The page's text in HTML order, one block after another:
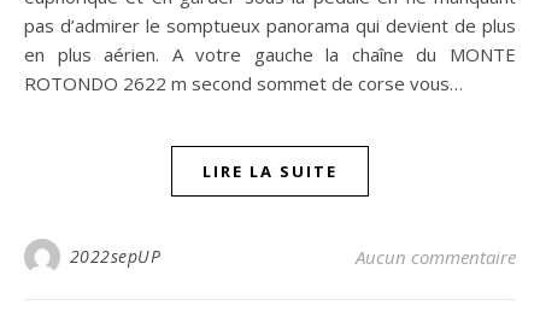
pas d’admirer le somptueux panorama qui devient de plus
en plus aérien. A votre gauche la chaîne du MONTE
ROTONDO 2622 m second sommet de corse vous…
LIRE LA SUITE
2022sepUP Aucun commentaire